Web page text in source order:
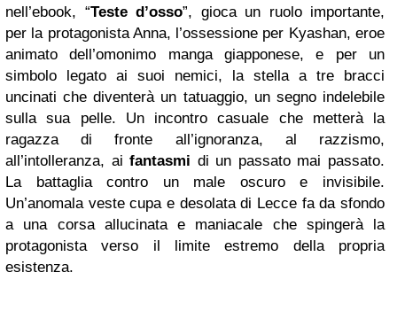
nell’ebook, “Teste d’osso”, gioca un ruolo importante,
per la protagonista Anna, l’ossessione per Kyashan, eroe
animato dell’omonimo manga giapponese, e per un
simbolo legato ai suoi nemici, la stella a tre bracci
uncinati che diventerà un tatuaggio, un segno indelebile
sulla sua pelle. Un incontro casuale che metterà la
ragazza di fronte all’ignoranza, al razzismo,
all’intolleranza, aifantasmi di un passato mai passato.
La battaglia contro un male oscuro e invisibile.
Un’anomala veste cupa e desolata di Lecce fa da sfondo
a una corsa allucinata e maniacale che spingerà la
protagonista verso il limite estremo della propria
esistenza.